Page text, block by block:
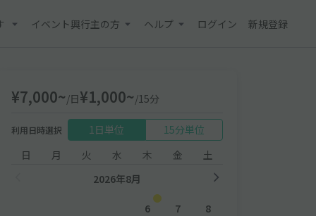
イベント興行主の方 ヘルプ ログイン 新規登録
¥7,000~/日¥1,000~/15分
利用日時選択 1日単位
15分単位
日
月 火 水 木 金
土
2026年8月
6 7 8